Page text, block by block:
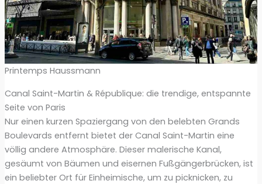
Printemps Haussmann
Canal Saint-Martin & République: die trendige, entspannte
Seite von Paris
Nur einen kurzen Spaziergang von den belebten Grands
Boulevards entfernt bietet der Canal Saint-Martin eine
völlig andere Atmosphäre. Dieser malerische Kanal,
gesäumt von Bäumen und eisernen Fußgängerbrücken, ist
ein beliebter Ort für Einheimische, um zu picknicken, zu